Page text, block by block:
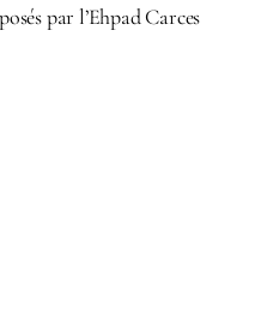
par l’Ehpad Carces